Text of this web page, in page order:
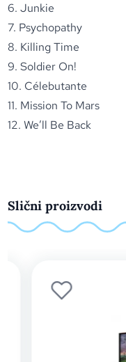
6. Junkie
7. Psychopathy
8. Killing Time
9. Soldier On!
10. Célebutante
11. Mission To Mars
12. We’ll Be Back
Slični proizvodi